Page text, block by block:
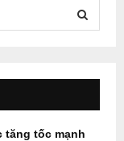
E
A
tăng tốc mạnh